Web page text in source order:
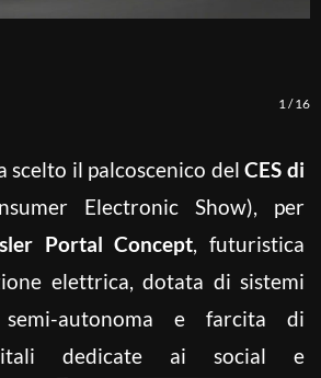
1 /16
scelto il palcoscenico delCES di
Electronic Show), per
Portal Concept, futuristica
elettrica, dotata di sistemi
autonoma e farcita di
dedicate ai social e